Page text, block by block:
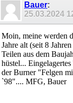
Bauer:
25.03.2024
Moin, meine werden
Jahre alt (seit 8
Teilen aus dem
hüstel...
der Burner "Felgen
`98".... MFG, Bauer